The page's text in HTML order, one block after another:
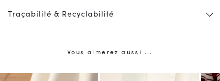
Traçabilité & Recyclabilité
Vous aimerez aussi ...
10% OFFERTS*
(*) Hors produits en promotion.
Valable uniquement dans le pays de livraison actuel (